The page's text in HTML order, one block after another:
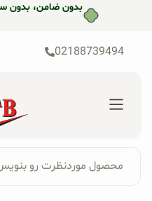
02188739494
جستجو...
محصول موردنظرت رو